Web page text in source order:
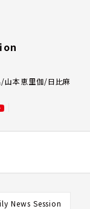
山本恵里伽/日比麻
News Session